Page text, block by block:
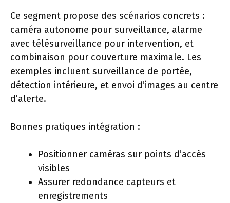
Ce segment propose des scénarios concrets :
caméra autonome pour surveillance, alarme
avec télésurveillance pour intervention, et
combinaison pour couverture maximale. Les
exemples incluent surveillance de portée,
détection intérieure, et envoi d’images au centre
d’alerte.
Bonnes pratiques intégration :
Positionner caméras sur points d’accès
visibles
Assurer redondance capteurs et
enregistrements